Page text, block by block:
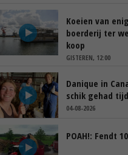
Koeien van
boerderij ter
koop
GISTEREN, 12:00
Danique in
schik gehad
04-08-2026
POAH!: Fendt